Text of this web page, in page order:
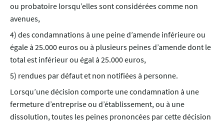
ou probatoire lorsqu’elles sont considérées comme non
avenues,
4) des condamnations à une peine d’amende inférieure ou
égale à 25.000 euros ou à plusieurs peines d’amende dont le
total est inférieur ou égal à 25.000 euros,
5) rendues par défaut et non notifiées à personne.
Lorsqu’une décision comporte une condamnation à une
fermeture d’entreprise ou d’établissement, ou à une
dissolution, toutes les peines prononcées par cette décision